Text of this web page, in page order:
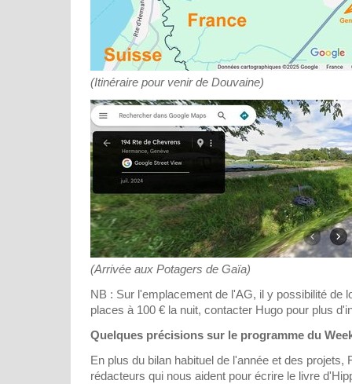
(Itinéraire pour venir de Douvaine)
(Arrivée aux Potagers de Gaïa)
NB : Sur l'emplacement de l'AG, il y possibilité de
places à 100 € la nuit, contacter Hugo pour plus
Quelques précisions sur le programme du
En plus du bilan habituel de l'année et des projets,
rédacteurs qui nous aident pour écrire le livre